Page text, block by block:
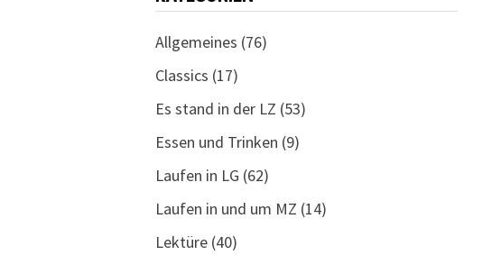
Allgemeines (76)
Classics (17)
Es stand in der LZ (53)
Essen und Trinken (9)
Laufen in LG (62)
Laufen in und um MZ (14)
Lektüre(40)